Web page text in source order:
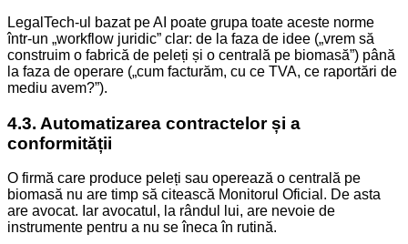
LegalTech-ul bazat pe AI poate grupa toate aceste norme
într-un „workflow juridic” clar: de la faza de idee („vrem să
construim o fabrică de peleți și o centrală pe biomasă”) până
la faza de operare („cum facturăm, cu ce TVA, ce raportări de
mediu avem?”).
4.3. Automatizarea contractelor și a
conformității
O firmă care produce peleți sau operează o centrală pe
biomasă nu are timp să citească Monitorul Oficial. De asta
are avocat. Iar avocatul, la rândul lui, are nevoie de
instrumente pentru a nu se îneca în rutină.